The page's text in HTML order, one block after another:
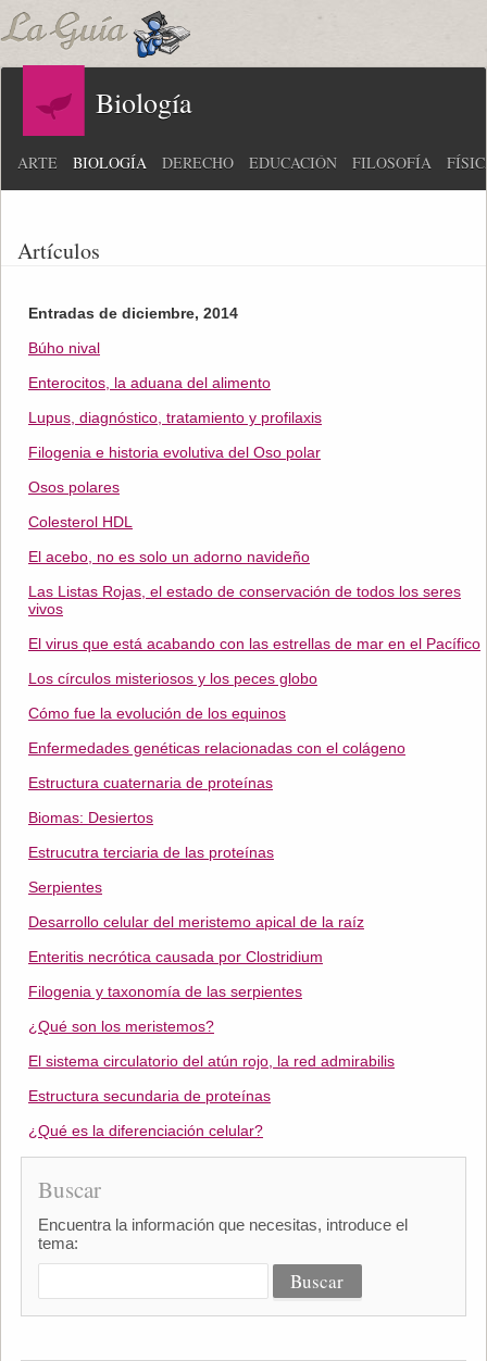
Biología
ARTE BIOLOGÍA DERECHO EDUCACIÓN FILOSOFÍA
Artículos
Entradas de diciembre, 2014
Búho nival
Enterocitos, la aduana del alimento
Lupus, diagnóstico, tratamiento y profilaxis
Filogenia e historia evolutiva del Oso polar
Osos polares
Colesterol HDL
El acebo, no es solo un adorno navideño
Las Listas Rojas, el estado de conservación de todos los seres
vivos
El virus que está acabando con las estrellas de mar en el Pacífico
Los círculos misteriosos y los peces globo
Cómo fue la evolución de los equinos
Enfermedades genéticas relacionadas con el colágeno
Estructura cuaternaria de proteínas
Biomas: Desiertos
Estrucutra terciaria de las proteínas
Serpientes
Desarrollo celular del meristemo apical de la raíz
Enteritis necrótica causada por Clostridium
Filogenia y taxonomía de las serpientes
¿Qué son los meristemos?
El sistema circulatorio del atún rojo, la red admirabilis
Estructura secundaria de proteínas
¿Qué es la diferenciación celular?
Buscar
Encuentra la información que necesitas, introduce el
tema: